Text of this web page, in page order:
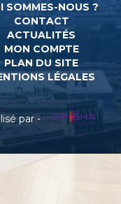
SOMMES-NOUS ?
CONTACT
ACTUALITÉS
MON COMPTE
PLAN DU SITE
LÉGALES
par -